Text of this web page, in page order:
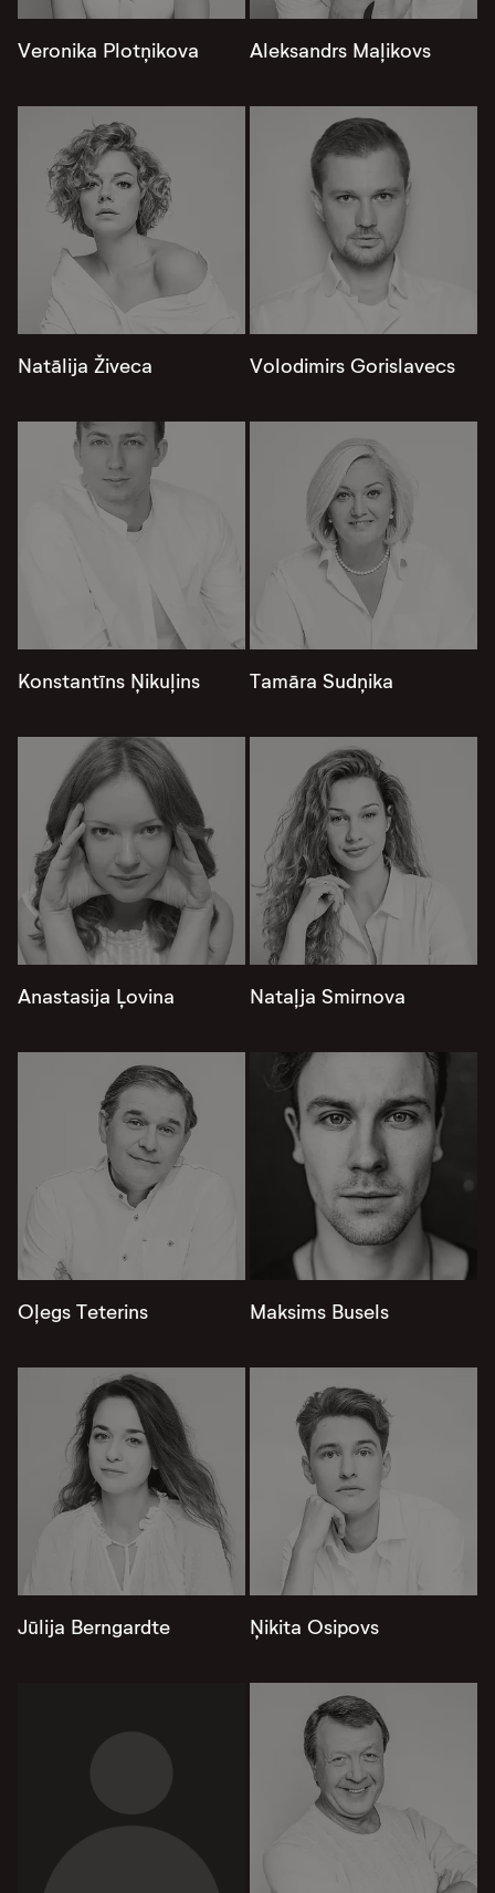
Veronika Plotņikova Aleksandrs Maļikovs
Natālija Živeca Volodimirs Gorislavecs
Konstantīns Ņikuļins Tamāra Sudņika
Anastasija Ļovina Nataļja Smirnova
Oļegs Teterins Maksims Busels
Jūlija Berngardte Ņikita Osipovs